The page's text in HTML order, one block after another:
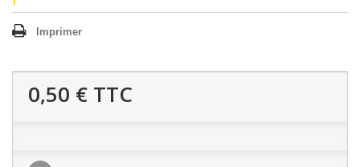
Imprimer
0,50 € TTC